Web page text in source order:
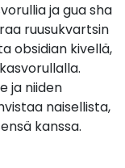
ja gua sha
ruusukvartsin
obsidian kivellä,
ja niiden
naisellista,
kanssa.